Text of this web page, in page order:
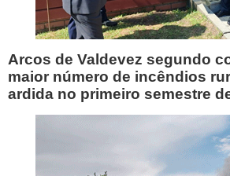
Arcos de Valdevez segundo
maior número de incêndios
ardida no primeiro semestre